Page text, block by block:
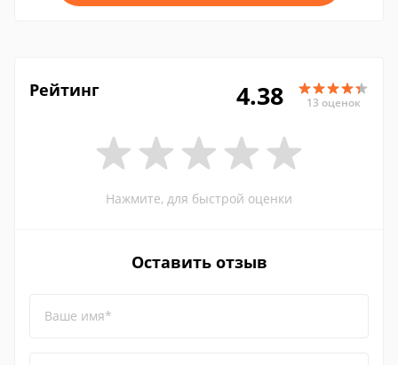
Рейтинг 4.38 13 оценок
Нажмите, для быстрой оценки
Оставить отзыв
Ваше имя*